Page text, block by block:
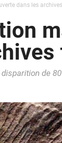
dans les
de